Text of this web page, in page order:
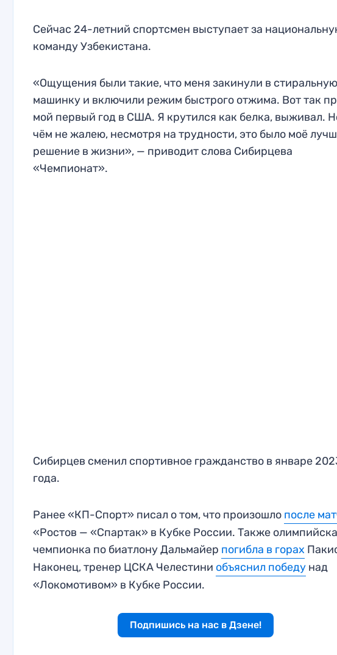
Сейчас 24-летний спортсмен выступает за
команду Узбекистана.
«Ощущения были такие, что меня закинули в стиральную
машинку и включили режим быстрого отжима. Вот так
мой первый год в США. Я крутился как белка, выживал.
чём не жалею, несмотря на трудности, это было моё
решение в жизни», — приводит слова Сибирцева
«Чемпионат».
Сибирцев сменил спортивное гражданство в январе
года.
Ранее «КП-Спорт» писал о том, что произошло после
«Ростов — «Спартак» в Кубке России. Также
чемпионка по биатлону Дальмайер погибла в горах
Наконец, тренер ЦСКА Челестини объяснил победу над
«Локомотивом» в Кубке России.
Подпишись на нас в Дзене!